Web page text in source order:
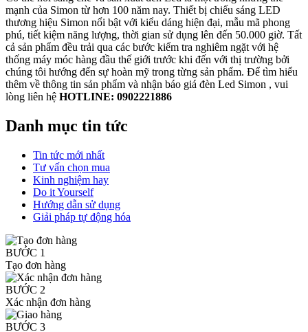
mạnh của Simon từ hơn 100 năm nay. Thiết bị chiếu sáng LED
thương hiệu Simon nổi bật với kiểu dáng hiện đại, mẫu mã phong
phú, tiết kiệm năng lượng, thời gian sử dụng lên đến 50.000 giờ. Tất
cả sản phẩm đều trải qua các bước kiểm tra nghiêm ngặt với hệ
thống máy móc hàng đầu thế giới trước khi đến với thị trường bởi
chúng tôi hướng đến sự hoàn mỹ trong từng sản phẩm. Để tìm hiểu
thêm về thông tin sản phẩm và nhận báo giá đèn Led Simon , vui
lòng liên hệ HOTLINE: 0902221886
Danh mục tin tức
Tin tức mới nhất
Tư vấn chọn mua
Kinh nghiệm hay
Do it Yourself
Hướng dẫn sử dụng
Giải pháp tự động hóa
BƯỚC 1
Tạo đơn hàng
BƯỚC 2
Xác nhận đơn hàng
BƯỚC 3